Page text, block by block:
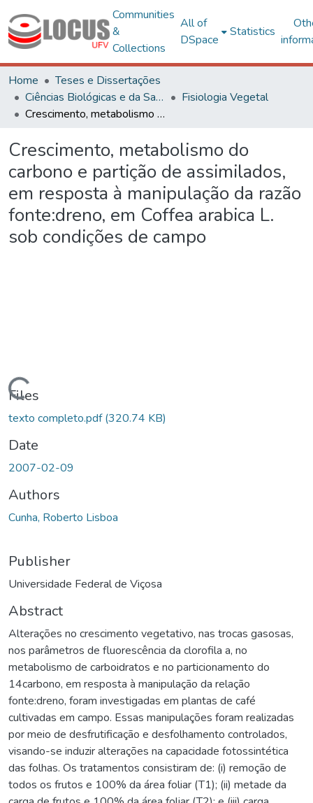
Communities
&
Collections
All of
DSpace
Statistics
Home
Teses e Dissertações
Ciências Biológicas e da Saúde
Fisiologia Vegetal
Crescimento, metabolismo do carbono e partição de assimilados, em resposta à manipulação da razão fonte:dreno, em Coffea arabica L. sob condições de campo
Crescimento, metabolismo do
carbono e partição de assimilados,
em resposta à manipulação da razão
fonte:dreno, em Coffea arabica L.
sob condições de campo
Files
texto completo.pdf(320.74 KB)
Date
2007-02-09
Authors
Cunha, Roberto Lisboa
Publisher
Universidade Federal de Viçosa
Abstract
Alterações no crescimento vegetativo, nas trocas gasosas,
nos parâmetros de fluorescência da clorofila a, no
metabolismo de carboidratos e no particionamento do
14carbono, em resposta à manipulação da relação
fonte:dreno, foram investigadas em plantas de café
cultivadas em campo. Essas manipulações foram realizadas
por meio de desfrutificação e desfolhamento controlados,
visando-se induzir alterações na capacidade fotossintética
das folhas. Os tratamentos consistiram de: (i) remoção de
todos os frutos e 100% da área foliar (T1); (ii) metade da